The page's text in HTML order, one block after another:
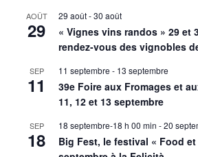
AOÛT
29
29 août-30 août
« Vignes vins randos » 29 et
rendez-vous des vignobles
SEP
11
11 septembre - 13 septembre
39e Foire aux Fromages et
11, 12 et 13 septembre
SEP
18
18 septembre-18 h 00 min -20
Big Fest, le festival « Food et